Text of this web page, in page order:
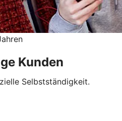
Kunden
Selbstständigkeit.